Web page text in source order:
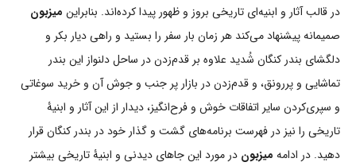
در قالب آثار و ابنیه‌ای تاریخی بروز و ظهور پیدا کرده‌اند. بنابراین میزبون
صمیمانه پیشنهاد می‌کند هر زمان بار سفر را بستید و راهی دیار بکر و
دلگشای بندر کنگان شُدید علاوه بر قدم‌زدن در ساحل دلنواز این بندر
تماشایی و پررونق، و قدم‌زدن در بازار پر جنب و جوش آن و خرید سوغاتی
و سپری‌کردن سایر اتفاقات خوش و فرح‌انگیز، دیدار از این آثار و ابنیۀ
تاریخی را نیز در فهرست برنامه‌های گشت و گذار خود در بندر کنگان قرار
دهید. در ادامه میزبون در مورد این جاهای دیدنی و ابنیۀ تاریخی بیشتر